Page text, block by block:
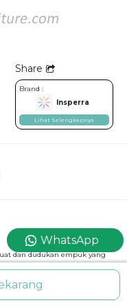
Share
Brand :
Insperra
Lihat Selengkapnya
dan dudukan empuk yang
panjang. Cocok digunakan
resmi di aula dan
WhatsApp